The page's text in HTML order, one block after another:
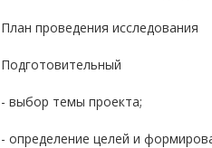
План проведения исследования
Подготовительный
- выбор темы проекта;
- определение целей и